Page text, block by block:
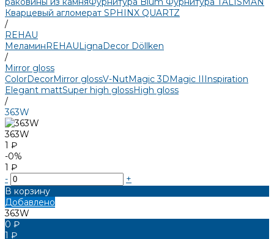
Кварцевый агломерат SPHINX QUARTZ
/
REHAU
МеламинREHAULignaDecor Döllken
/
Mirror gloss
ColorDecorMirror glossV-NutMagic 3DMagic IIInspiration
Elegant mattSuper high glossHigh gloss
/
363W
363W
1 ₽
-0%
1 ₽
-
+
В корзину
Добавлено
363W
0 ₽
1 ₽